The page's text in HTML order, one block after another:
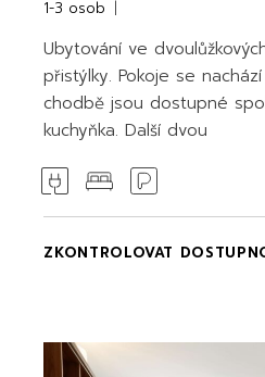
1-3 osob
Ubytování ve
přistýlky. Pokoje se
chodbě jsou dostupné
kuchyňka. Další dvou
ZKONTROLOVAT